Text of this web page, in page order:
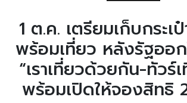
1 ต.ค. เตรียมเก็บกระเ
พร้อมเที่ยว หลังรัฐออ
“เราเที่ยวด้วยกัน-ทัวร์
พร้อมเปิดให้จองสิทธิ